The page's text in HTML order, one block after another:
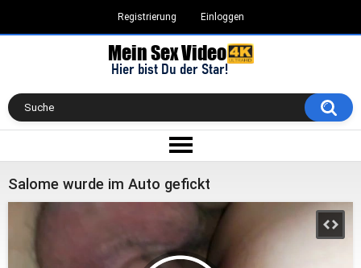
Registrierung Einloggen
Salome wurde im Auto gefickt